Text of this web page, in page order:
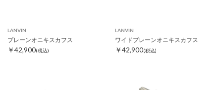
LANVIN
プレーンオニキスカフス
￥42,900(税込)
LANVIN
ワイドプレーンオニキスカフス
￥42,900(税込)